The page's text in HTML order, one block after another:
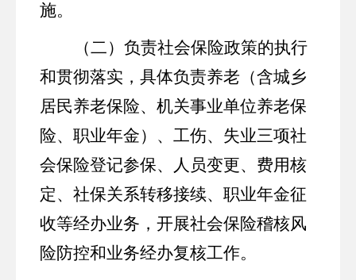
施。
（二）负责社会保险政策的执行
和贯彻落实，具体负责养老（含城乡
居民养老保险、机关事业单位养老保
险、职业年金）、工伤、失业三项社
会保险登记参保、人员变更、费用核
定、社保关系转移接续、职业年金征
收等经办业务，开展社会保险稽核风
险防控和业务经办复核工作。